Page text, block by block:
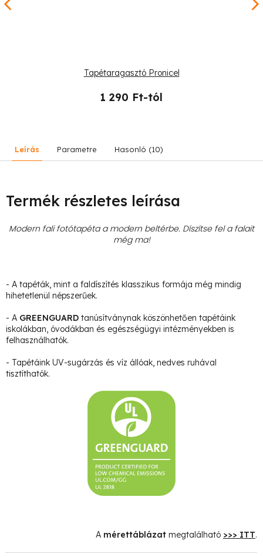
Tapétaragasztó Pronicel
1 290 Ft-tól
Leírás Parametre Hasonló (10)
Termék részletes leírása
Modern fali fotótapéta a modern beltérbe. Díszítse fel a falait
még ma!
- A tapéták, mint a faldíszítés klasszikus formája még mindig
hihetetlenül népszerűek.
- A GREENGUARD tanúsítványnak köszönhetően tapétáink
iskolákban, óvodákban és egészségügyi intézményekben is
felhasználhatók.
- Tapétáink UV-sugárzás és víz állóak, nedves ruhával
tisztíthatók.
A mérettáblázat megtalálható >>> ITT.